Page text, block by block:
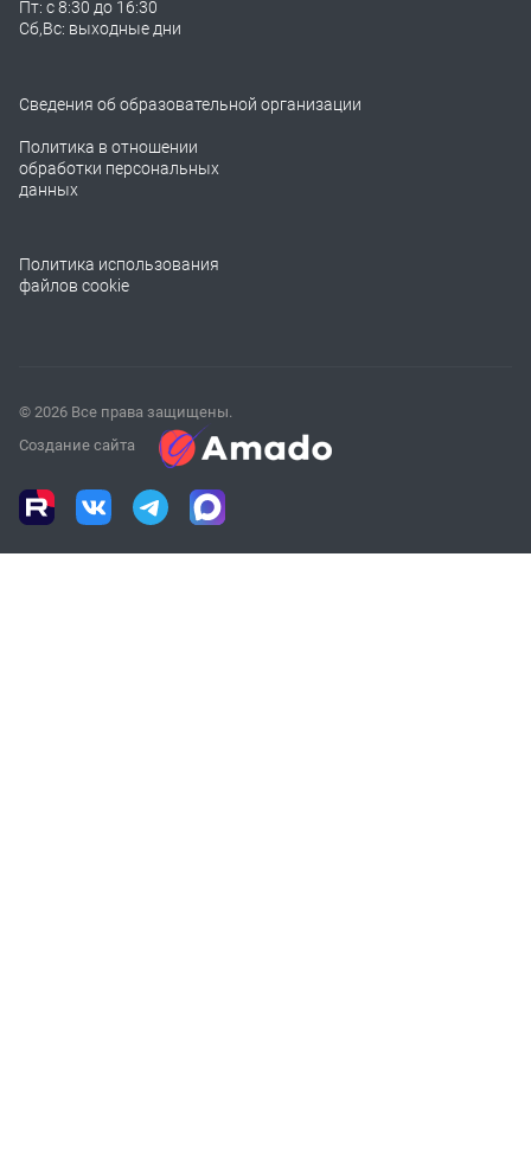
Пт: с 8:30 до 16:30
Сб,Вс: выходные дни
Сведения об образовательной организации
Политика в отношении
обработки персональных
данных
Политика использования
файлов cookie
© 2026 Все права защищены.
Создание сайта